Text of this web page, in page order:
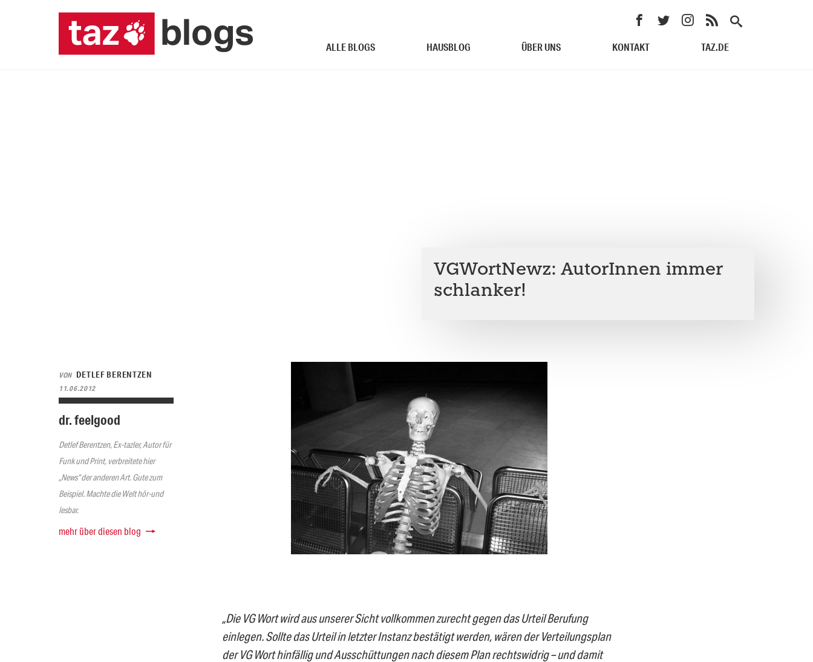
ALLE BLOGS HAUSBLOG ÜBER UNS KONTAKT TAZ.DE
VGWortNewz: AutorInnen immer
schlanker!
VON DETLEF BERENTZEN
11.06.2012
dr. feelgood
Detlef Berentzen, Ex-tazler, Autor für
Funk und Print, verbreitete hier
„News“ der anderen Art. Gute zum
Beispiel. Machte die Welt hör-und
lesbar.
mehr über diesen blog
„Die VG Wort wird aus unserer Sicht vollkommen zurecht gegen das Urteil Berufung
einlegen. Sollte das Urteil in letzter Instanz bestätigt werden, wären der Verteilungsplan
der VG Wort hinfällig und Ausschüttungen nach diesem Plan rechtswidrig – und damit